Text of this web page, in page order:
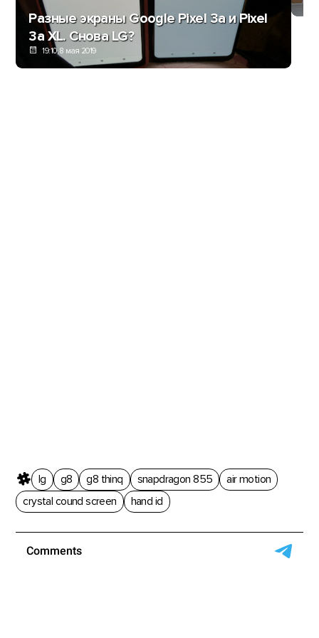
Разные экраны Google Pixel 3a и Pixel
3a XL. Снова LG?
19:10, 8 мая 2019
lg g8 g8 thinq snapdragon 855
air motion
crystal cound screen
hand id